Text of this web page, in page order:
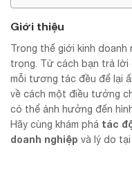
Giới thiệu
Trong thế giới kinh doanh
trọng. Từ cách bạn trả lời
mỗi tương tác đều để lại
về cách một điều tưởng
có thể ảnh hưởng đến
Hãy cùng khám phá tác
doanh nghiệp và lý do